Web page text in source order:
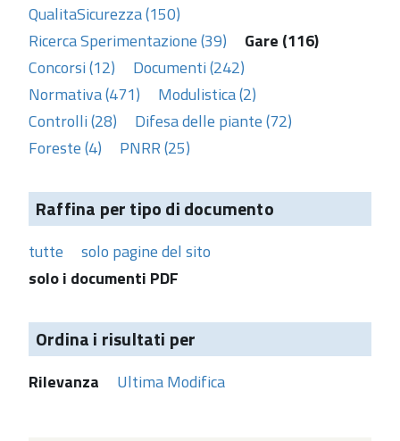
QualitaSicurezza (150)
Ricerca Sperimentazione (39)
Gare (116)
Concorsi (12)
Documenti (242)
Normativa (471)
Modulistica (2)
Controlli (28)
Difesa delle piante (72)
Foreste (4)
PNRR (25)
Raffina per tipo di documento
tutte
solo pagine del sito
solo i documenti PDF
Ordina i risultati per
Rilevanza Ultima Modifica